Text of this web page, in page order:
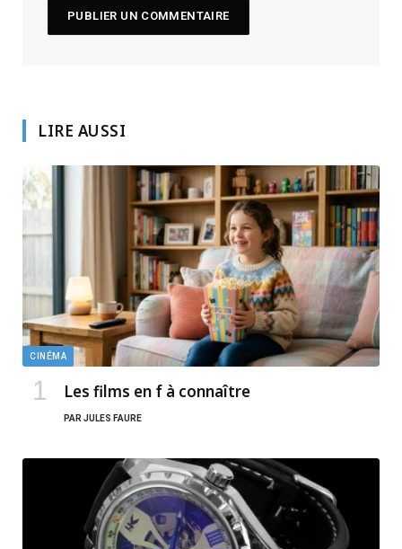
LIRE AUSSI
CINÉMA
Les films en f à connaître
PAR JULES FAURE